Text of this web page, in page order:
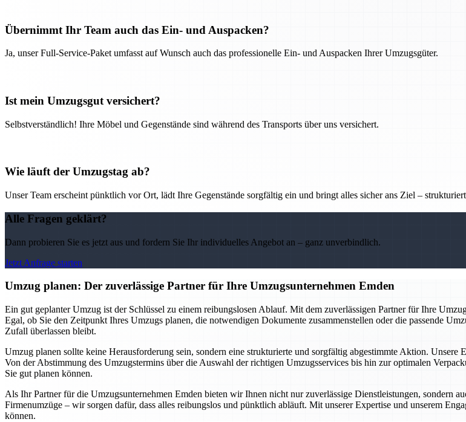
Übernimmt Ihr Team auch das Ein- und Auspacken?
Ja, unser Full-Service-Paket umfasst auf Wunsch auch das professionelle Ein- und Auspacken Ihrer Umzugsgüter.
Ist mein Umzugsgut versichert?
Selbstverständlich! Ihre Möbel und Gegenstände sind während des Transports über uns versichert.
Wie läuft der Umzugstag ab?
Unser Team erscheint pünktlich vor Ort, lädt Ihre Gegenstände sorgfältig ein und bringt alles sicher ans Ziel –
Alle Fragen geklärt?
Dann probieren Sie es jetzt aus und fordern Sie Ihr individuelles Angebot an – ganz unverbindlich.
Jetzt Anfrage starten
Umzug planen: Der zuverlässige Partner für Ihre Umzugsunternehmen Emden
Ein gut geplanter Umzug ist der Schlüssel zu einem reibungslosen Ablauf. Mit dem zuverlässigen Partner für Ihre
Egal, ob Sie den Zeitpunkt Ihres Umzugs planen, die notwendigen Dokumente zusammenstellen oder die passende
Zufall überlassen bleibt.
Umzug planen sollte keine Herausforderung sein, sondern eine strukturierte und sorgfältig abgestimmte Aktion.
Von der Abstimmung des Umzugstermins über die Auswahl der richtigen Umzugsservices bis hin zur optimalen
Sie gut planen können.
Als Ihr Partner für die Umzugsunternehmen Emden bieten wir Ihnen nicht nur zuverlässige Dienstleistungen, sondern
Firmenumzüge – wir sorgen dafür, dass alles reibungslos und pünktlich abläuft. Mit unserer Expertise und unserem
können.